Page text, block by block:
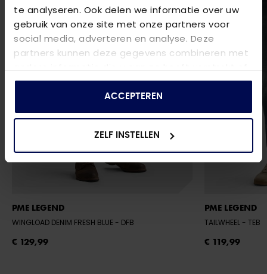
te analyseren. Ook delen we informatie over uw
gebruik van onze site met onze partners voor
social media, adverteren en analyse. Deze
partners kunnen deze gegevens combineren met
andere informatie die u aan ze heeft verstrekt of
die ze hebben verzameld op basis van uw gebruik
ACCEPTEREN
ZELF INSTELLEN
PME LEGEND
WINGLOAD DENIM FRESH BLUE - DFB
€ 129,99
PME LEGEND
TAILWHEEL - TEB
€ 119,99